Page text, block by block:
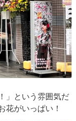
」という雰囲気だ
花がいっぱい！